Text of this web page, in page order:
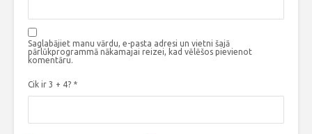
Saglabājiet manu vārdu, e-pasta adresi un vietni šajā
pārlūkprogrammā nākamajai reizei, kad vēlēšos pievienot
komentāru.
Cik ir 3 + 4? *